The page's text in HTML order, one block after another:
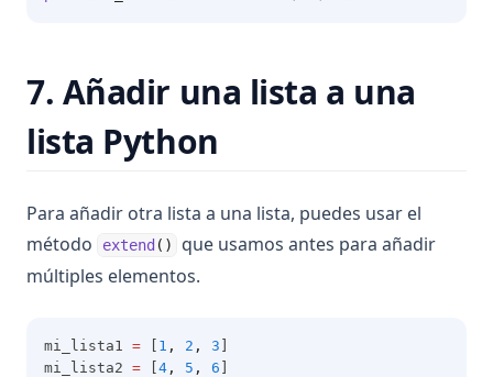
7. Añadir una lista a una
lista Python
Para añadir otra lista a una lista, puedes usar el
método
extend ()
que usamos antes para añadir
múltiples elementos.
mi_lista1 = 1 , 2 , 3
mi_lista2 = 4 , 5 , 6